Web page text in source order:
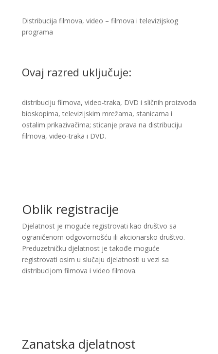
Distribucija filmova, video – filmova i televizijskog
programa ​
Ovaj razred uključuje:
distribuciju filmova, video-traka, DVD i sličnih proizvoda
bioskopima, televizijskim mrežama, stanicama i
ostalim prikazivačima; sticanje prava na distribuciju
filmova, video-traka i DVD.​
Oblik registracije
Djelatnost je moguće registrovati kao društvo sa
ograničenom odgovornošću ili akcionarsko društvo.
Preduzetničku djelatnost je takođe moguće
registrovati osim u slučaju djelatnosti u vezi sa
distribucijom filmova i video filmova.
Zanatska djelatnost